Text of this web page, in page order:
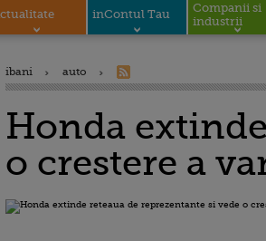
inContul Tau
Companii si
industrii
ibani auto
Honda
o crestere a